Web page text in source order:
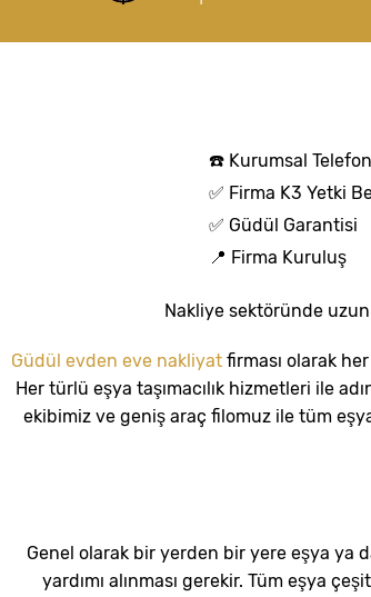
☎️ Kurumsal Telefon
✅ Firma K3 Yetki
✅ Güdül Garantisi
📍 Firma Kuruluş
Nakliye sektöründe
Güdül evden eve nakliyat firması olarak
Her türlü eşya taşımacılık hizmetleri ile
ekibimiz ve geniş araç filomuz ile tüm
Genel olarak bir yerden bir yere eşya ya
yardımı alınması gerekir. Tüm eşya